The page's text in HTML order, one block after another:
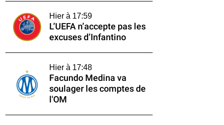
Hier à 17:59
L’UEFA n’accepte pas les
excuses d’Infantino
Hier à 17:48
Facundo Medina va
soulager les comptes de
l'OM